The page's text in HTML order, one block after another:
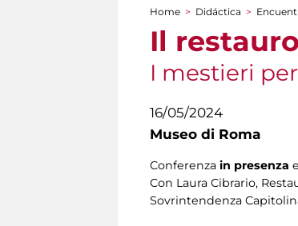
You are here
Home > Didáctica >
Il
I mestieri
16/05/2024
Museo di Roma
Conferenza in presenza e
Con Laura Cibrario,
Sovrintendenza